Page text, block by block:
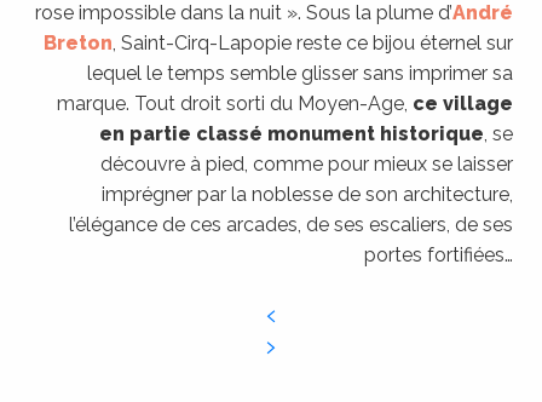
rose impossible dans la nuit ». Sous la plume d’André
Breton, Saint-Cirq-Lapopie reste ce bijou éternel sur
lequel le temps semble glisser sans imprimer sa
marque. Tout droit sorti du Moyen-Age, ce village
en partie classé monument historique, se
découvre à pied, comme pour mieux se laisser
imprégner par la noblesse de son architecture,
l’élégance de ces arcades, de ses escaliers, de ses
portes fortifiées…